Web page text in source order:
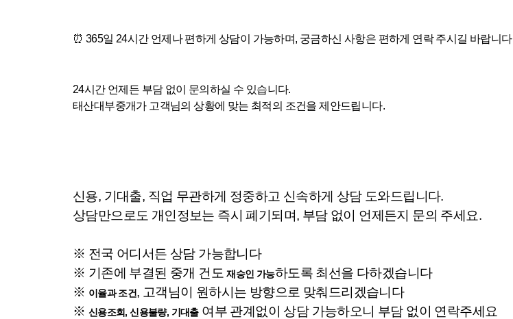
⏰ 365일 24시간 언제나 편하게 상담이 가능하며, 궁금하신 사항은 편하게 연락 주시길 바랍니다
24시간 언제든 부담 없이 문의하실 수 있습니다.
태산대부중개가 고객님의 상황에 맞는 최적의 조건을 제안드립니다.
신용, 기대출, 직업 무관하게 정중하고 신속하게 상담 도와드립니다.
상담만으로도 개인정보는 즉시 폐기되며, 부담 없이 언제든지 문의 주세요.
※ 전국 어디서든 상담 가능합니다
※ 기존에 부결된 중개 건도재승인 가능하도록 최선을 다하겠습니다
※ 이율과 조건, 고객님이 원하시는 방향으로 맞춰드리겠습니다
※ 신용조회, 신용불량, 기대출여부 관계없이 상담 가능하오니 부담 없이 연락주세요